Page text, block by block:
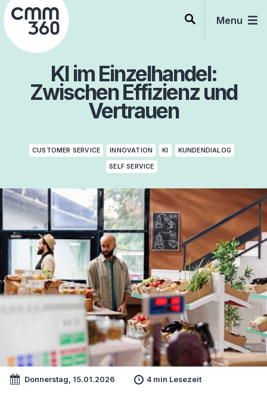
Skip
to
content
Menu
KI im Einzelhandel:
Zwischen Effizienz und
Vertrauen
CUSTOMER SERVICE INNOVATION KI KUNDENDIALOG
SELF SERVICE
Donnerstag, 15.01.2026 4 min Lesezeit